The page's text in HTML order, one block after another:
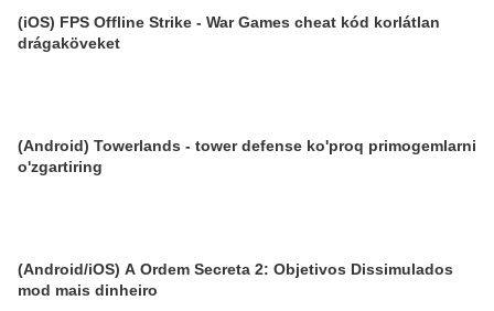
(iOS) FPS Offline Strike - War Games cheat kód korlátlan
drágaköveket
(Android) Towerlands - tower defense ko'proq primogemlarni
o'zgartiring
(Android/iOS) A Ordem Secreta 2: Objetivos Dissimulados
mod mais dinheiro